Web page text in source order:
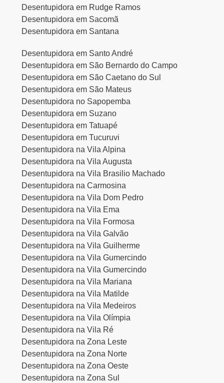
Desentupidora em Rudge Ramos
Desentupidora em Sacomã
Desentupidora em Santana
Desentupidora em Santo André
Desentupidora em São Bernardo do Campo
Desentupidora em São Caetano do Sul
Desentupidora em São Mateus
Desentupidora no Sapopemba
Desentupidora em Suzano
Desentupidora em Tatuapé
Desentupidora em Tucuruvi
Desentupidora na Vila Alpina
Desentupidora na Vila Augusta
Desentupidora na Vila Brasilio Machado
Desentupidora na Carmosina
Desentupidora na Vila Dom Pedro
Desentupidora na Vila Ema
Desentupidora na Vila Formosa
Desentupidora na Vila Galvão
Desentupidora na Vila Guilherme
Desentupidora na Vila Gumercindo
Desentupidora na Vila Gumercindo
Desentupidora na Vila Mariana
Desentupidora na Vila Matilde
Desentupidora na Vila Medeiros
Desentupidora na Vila Olímpia
Desentupidora na Vila Ré
Desentupidora na Zona Leste
Desentupidora na Zona Norte
Desentupidora na Zona Oeste
Desentupidora na Zona Sul